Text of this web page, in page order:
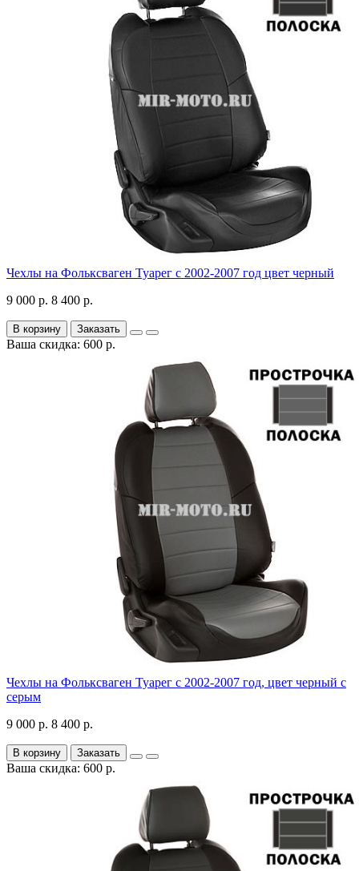
Чехлы на Фольксваген Туарег с 2002-2007 год цвет черный
9 000 р. 8 400 р.
В корзину Заказать
Ваша скидка: 600 р.
Чехлы на Фольксваген Туарег с 2002-2007 год, цвет черный с
серым
9 000 р. 8 400 р.
В корзину Заказать
Ваша скидка: 600 р.